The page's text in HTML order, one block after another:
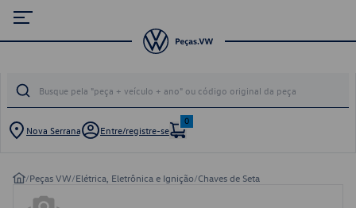
Nova Serrana Entre/registre-se
0
/Peças VW/Elétrica, Eletrônica e Ignição/Chaves de Seta